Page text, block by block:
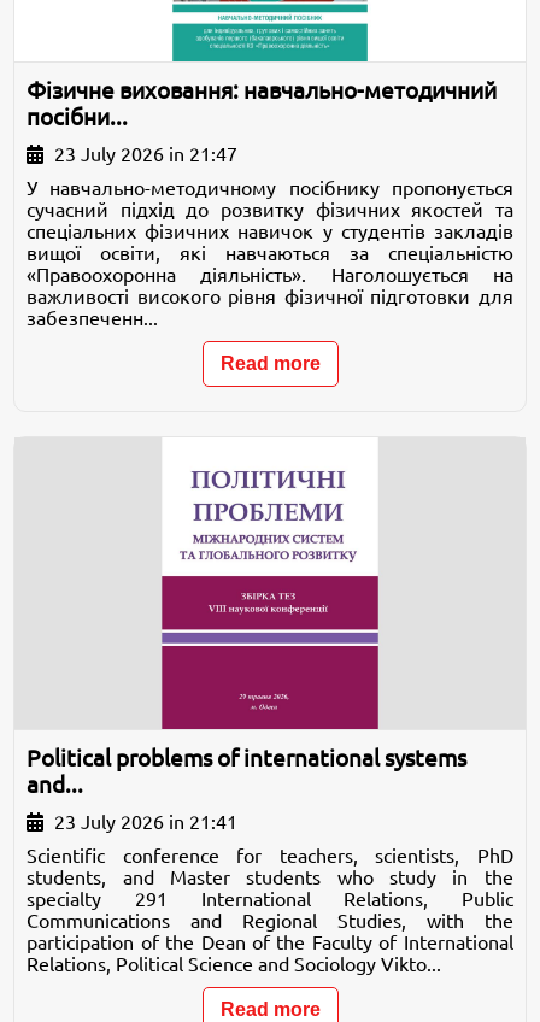
Фізичне виховання: навчально-методичний
посібни...
23 July 2026 in 21:47
У навчально-методичному посібнику пропонується
сучасний підхід до розвитку фізичних якостей та
спеціальних фізичних навичок у студентів закладів
вищої освіти, які навчаються за спеціальністю
«Правоохоронна діяльність». Наголошується на
важливості високого рівня фізичної підготовки для
забезпеченн...
Read more
Political problems of international systems
and...
23 July 2026 in 21:41
Scientific conference for teachers, scientists, PhD
students, and Master students who study in the
specialty 291 International Relations, Public
Communications and Regional Studies, with the
participation of the Dean of the Faculty of International
Relations, Political Science and Sociology Vikto...
Read more